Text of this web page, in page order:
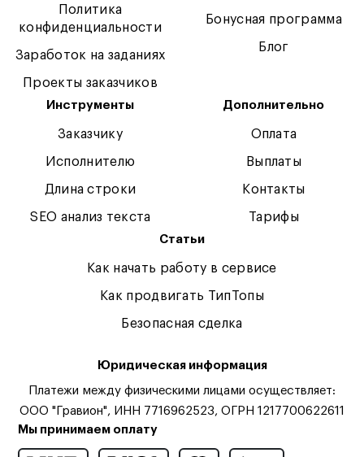
Политика
конфиденциальности
Заработок на заданиях
Проекты заказчиков
Бонусная программа
Блог
Инструменты
Заказчику
Исполнителю
Длина строки
SEO анализ текста
Дополнительно
Оплата
Выплаты
Контакты
Тарифы
Статьи
Как начать работу в сервисе
Как продвигать ТипТопы
Безопасная сделка
Юридическая информация
Платежи между физическими лицами осуществляет:
ООО "Гравион", ИНН 7716962523, ОГРН 1217700622611
Мы принимаем оплату